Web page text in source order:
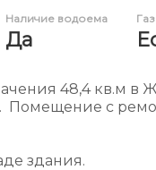
Наличие водоема
Да
Газ
48,4 кв.м в
Помещение с
здания.